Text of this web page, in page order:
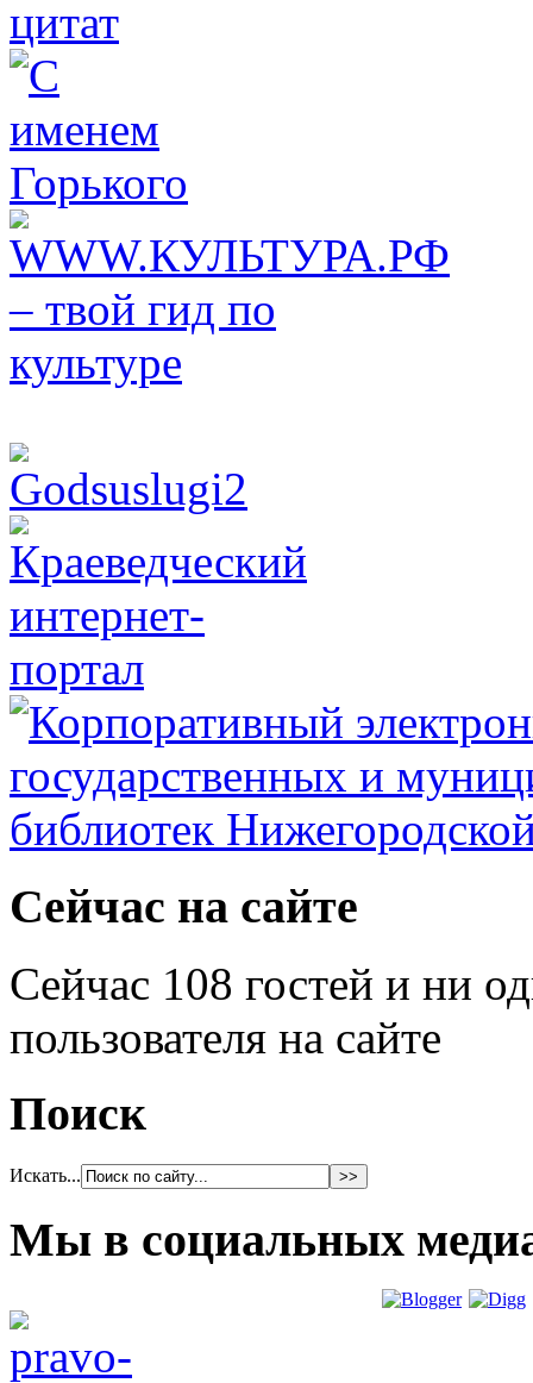
Сейчас на сайте
Сейчас 108 гостей и ни
пользователя на сайте
Поиск
Искать...
Мы в социальных